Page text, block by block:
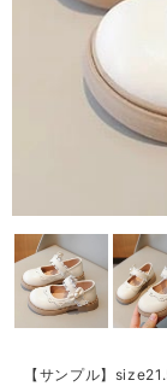
【サンプル】